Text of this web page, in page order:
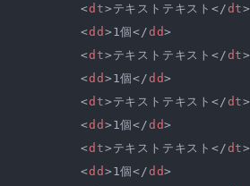
<dt> テキストテキスト</dt>
<dd > 1個</dd>
<dt> テキストテキスト</dt>
<dd > 1個</dd>
<dt> テキストテキスト</dt>
<dd > 1個</dd>
<dt> テキストテキスト</dt>
<dd > 1個</dd>